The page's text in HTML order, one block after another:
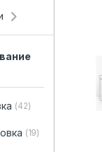
(42)
(19)